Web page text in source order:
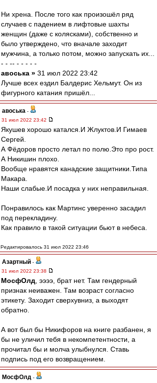
Ни хрена. После того как произошёл ряд
случаев с падением в лифтовые шахты
женщин (даже с колясками), собственно и
было утверждено, что вначале заходит
мужчина, а только потом, можно запускать их...
- - -- - - - - -
авоська » 31 июл 2022 23:42
Лучше всех ездил Балдерис Хельмут. Он из
фигурного катания пришёл...
авоська -
31 июл 2022 23:42
Якушев хорошо катался.И Жлуктов.И Гимаев
Сергей.
А Фёдоров просто летал по полю.Это про рост.
А Никишин плохо.
Вообще нравятся канадские защитники.Типа
Макара.
Наши слабые.И посадка у них неправильная.
Понравилось как Мартинс уверенно засадил
под перекладину.
Как правило в такой ситуации бьют в небеса.
Редактировалось 31 июл 2022 23:46
Азартный -
31 июл 2022 23:38
МосфОлд , ээээ, брат нет. Там гендерный
признак неиважен. Там возраст согласно
этикету. Заходит сверхувниз, а выходят
обратно.
А вот был бы Никифоров на книге разбанен, я
бы не уличил тебя в некомпетентности, а
прочитал бы и молча улыбнулся. Ставь
подпись под его возвращением.
МосфОлд -